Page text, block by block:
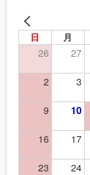
日 月
26 27
2
3
9
10
16
17
23
24